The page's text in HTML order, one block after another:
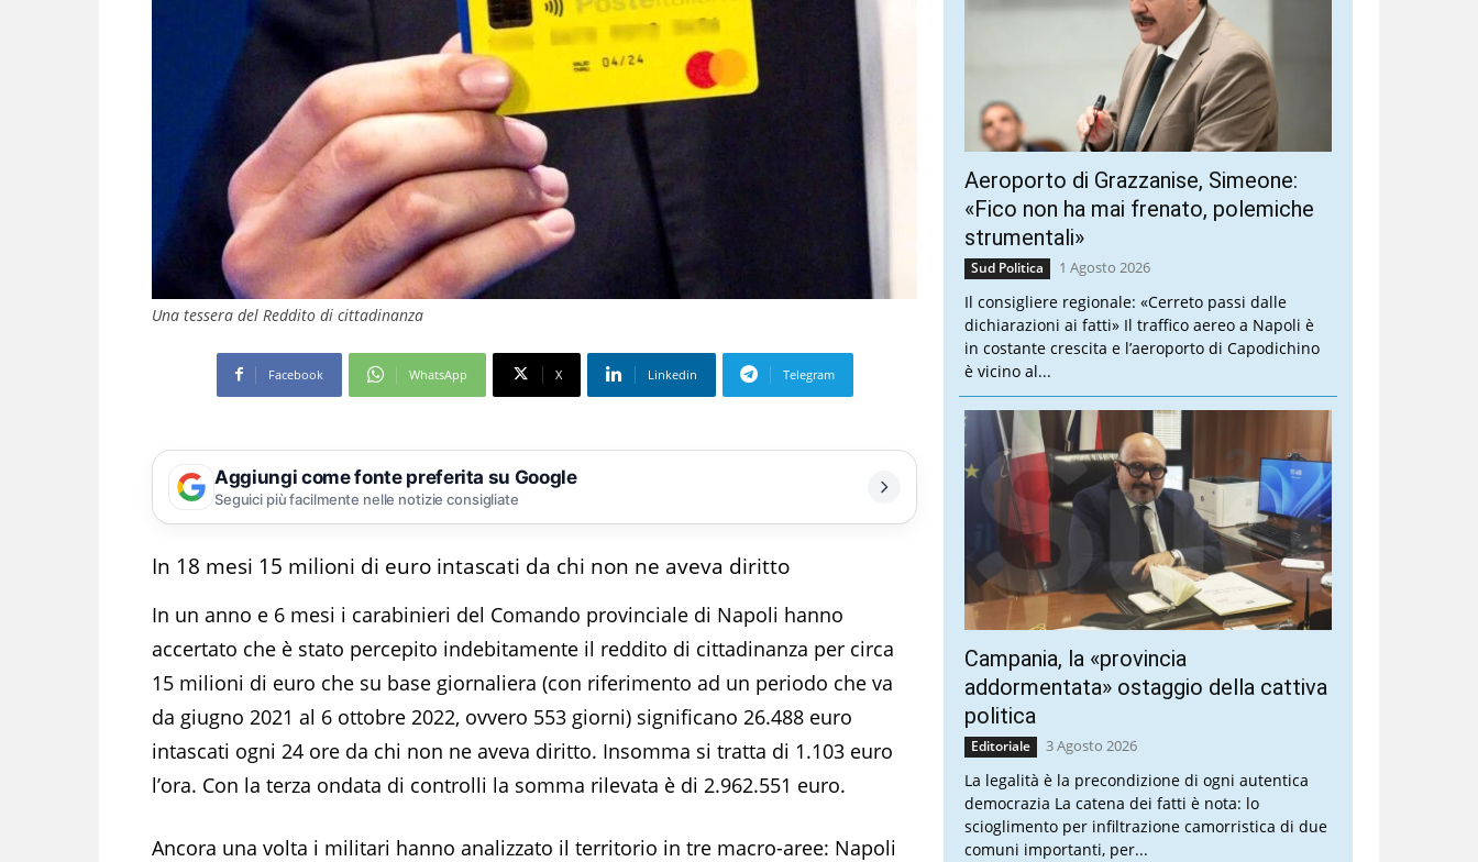
Una tessera del Reddito di cittadinanza
Facebook WhatsApp X Linkedin Telegram
Aggiungi come fonte preferita su Google
Seguici più facilmente nelle notizie consigliate
In 18 mesi 15 milioni di euro intascati da chi non ne aveva diritto
In un anno e 6 mesi i carabinieri del Comando provinciale di Napoli hanno
accertato che è stato percepito indebitamente il reddito di cittadinanza per circa
15 milioni di euro che su base giornaliera (con riferimento ad un periodo che va
da giugno 2021 al 6 ottobre 2022, ovvero 553 giorni) significano 26.488 euro
intascati ogni 24 ore da chi non ne aveva diritto. Insomma si tratta di 1.103 euro
l’ora. Con la terza ondata di controlli la somma rilevata è di 2.962.551 euro.
Ancora una volta i militari hanno analizzato il territorio in tre macro-aree: Napoli
Aeroporto di Grazzanise, Simeone:
«Fico non ha mai frenato, polemiche
strumentali»
Sud Politica 1 Agosto 2026
Il consigliere regionale: «Cerreto passi dalle
dichiarazioni ai fatti» Il traffico aereo a Napoli è
in costante crescita e l’aeroporto di Capodichino
è vicino al...
Campania, la «provincia
addormentata» ostaggio della cattiva
politica
Editoriale 3 Agosto 2026
La legalità è la precondizione di ogni autentica
democrazia La catena dei fatti è nota: lo
scioglimento per infiltrazione camorristica di due
comuni importanti, per...